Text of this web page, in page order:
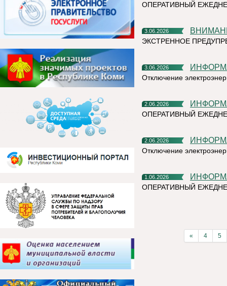
ОПЕРАТИВНЫЙ
3.06.2026
ЭКСТРЕННОЕ
3.06.2026
Отключение
2.06.2026
ОПЕРАТИВНЫЙ
2.06.2026
Отключение
1.06.2026
ОПЕРАТИВНЫЙ
« 4 5